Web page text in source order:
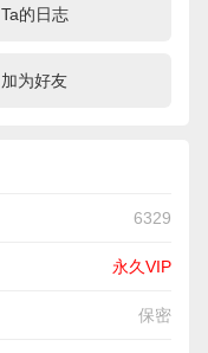
Ta的日志
加为好友
6329
永久VIP
保密